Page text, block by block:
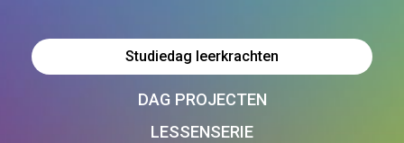
Studiedag leerkrachten
DAG PROJECTEN
LESSENSERIE